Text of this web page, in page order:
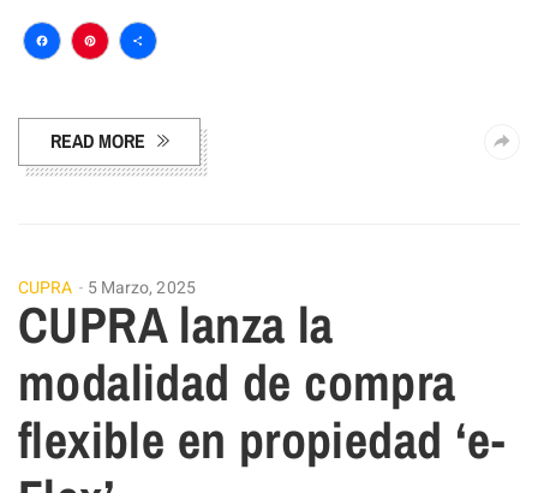
Facebook
Pinterest
Compartir
READ MORE
CUPRA 5 Marzo, 2025
CUPRA lanza la
modalidad de compra
flexible en propiedad ‘e-